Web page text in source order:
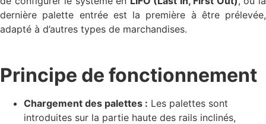
dernière palette entrée est la première à être prélevée,
adapté à d’autres types de marchandises.
Principe de fonctionnement
Chargement des palettes : Les palettes sont
introduites sur la partie haute des rails inclinés,